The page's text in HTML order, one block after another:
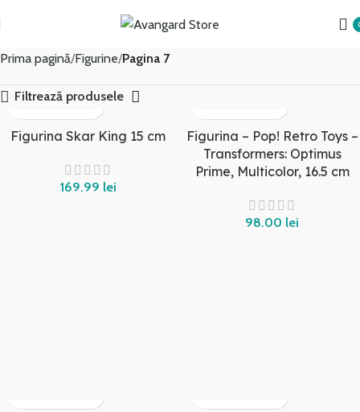
Prima pagină Figurine Pagina 7
Filtrează produsele
Figurina Skar King 15 cm
lei
Figurina – Pop! Retro Toys –
Transformers: Optimus
Prime, Multicolor, 16.5 cm
lei